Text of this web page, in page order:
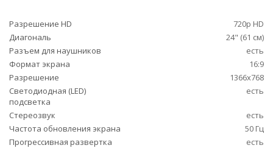
Разрешение HD
720p HD
Диагональ
24" (61 см)
Разъем для наушников
есть
Формат экрана
16:9
Разрешение
1366x768
Светодиодная (LED)
подсветка
есть
Стереозвук
есть
Частота обновления экрана
50 Гц
Прогрессивная развертка
есть